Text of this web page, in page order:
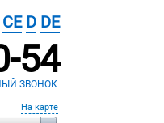
CE D DE
54
ЗВОНОК
На карте